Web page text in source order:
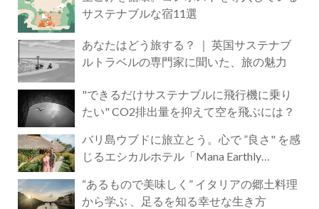
サステナブルな宿11選
あなたはどう旅する？ ｜ 英国サステナブ
ルトラベルの専門家に聞いた、旅の魅力
"できるだけサステナブルに飛行機に乗り
たい" CO2排出量を抑えて空を飛ぶには？
バリ島ウブドに旅立とう。心で ”良さ" を感
じるエシカルホテル「Mana Earthly
“あるもので美味しく” イタリアの郷土料理
から学ぶ 、足るを知る幸せな生き方